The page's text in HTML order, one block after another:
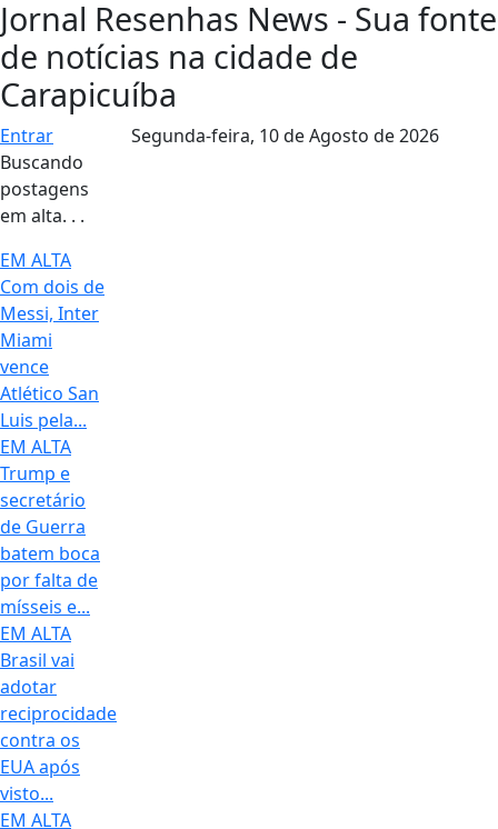
Jornal Resenhas News - Sua fonte
de notícias na cidade de
Carapicuíba
Entrar
Buscando
postagens
em alta. . .
EM ALTA
Com dois de
Messi, Inter
Miami
vence
Atlético San
Luis pela...
EM ALTA
Trump e
secretário
de Guerra
batem boca
por falta de
mísseis e...
EM ALTA
Brasil vai
adotar
reciprocidade
contra os
EUA após
visto...
EM ALTA
Segunda-feira, 10 de Agosto de 2026